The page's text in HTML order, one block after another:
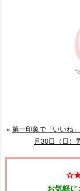
« 第一印象で「いいね
月30日（日）
お気軽